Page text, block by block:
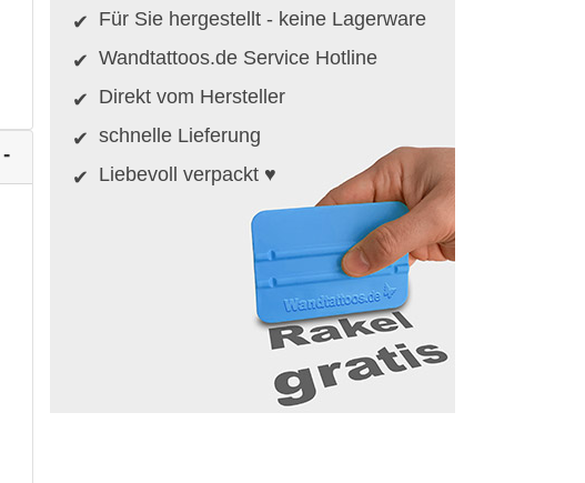
Für Sie hergestellt - keine Lagerware
Wandtattoos.de Service Hotline
Direkt vom Hersteller
schnelle Lieferung
Liebevoll verpackt ♥